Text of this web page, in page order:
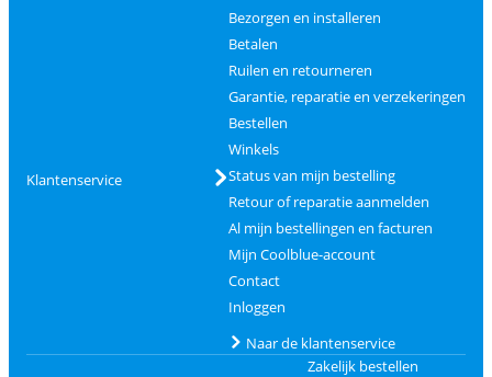
Klantenservice
Bezorgen en installeren
Betalen
Ruilen en retourneren
Garantie, reparatie en verzekeringen
Bestellen
Winkels
Status van mijn bestelling
Retour of reparatie aanmelden
Al mijn bestellingen en facturen
Mijn Coolblue-account
Contact
Inloggen
Naar de klantenservice
Zakelijk bestellen